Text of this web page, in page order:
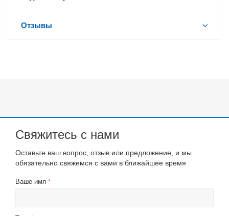
Отзывы
Свяжитесь с нами
Оставьте ваш вопрос, отзыв или предложение, и мы
обязательно свяжемся с вами в ближайшее время
Ваше имя *